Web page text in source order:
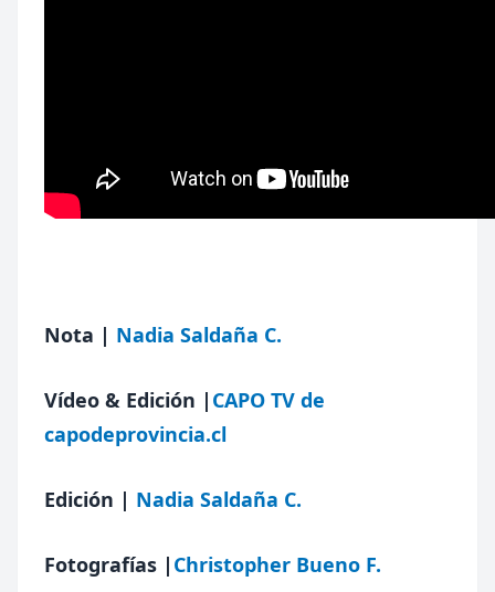
Nota | Nadia Saldaña C.
Vídeo & Edición | CAPO TV de
capodeprovincia.cl
Edición | Nadia Saldaña C.
Fotografías | Christopher Bueno F.